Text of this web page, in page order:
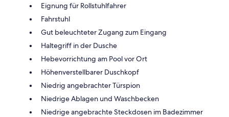
Eignung für Rollstuhlfahrer
Fahrstuhl
Gut beleuchteter Zugang zum Eingang
Haltegriff in der Dusche
Hebevorrichtung am Pool vor Ort
Höhenverstellbarer Duschkopf
Niedrig angebrachter Türspion
Niedrige Ablagen und Waschbecken
Niedrige angebrachte Steckdosen im Badezimmer